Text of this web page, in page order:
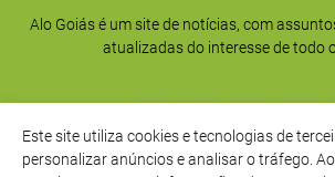
Alo Goiás é um site de notícias, com
atualizadas do interesse de todo
Este site utiliza cookies e tecnologias de
personalizar anúncios e analisar o tráfego.